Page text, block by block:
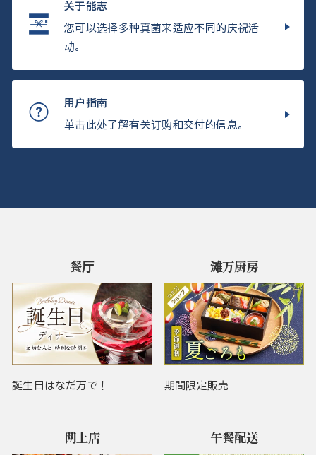
关于能志
您可以选择多种真菌来适应不同的庆祝活
动。
用户指南
单击此处了解有关订购和交付的信息。
餐厅
誕生日はなだ万で！
滩万厨房
期間限定販売
网上店 午餐配送